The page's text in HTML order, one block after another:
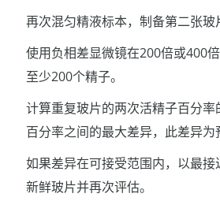
再次混匀精液标本，制备第二张玻
使用负相差显微镜在200倍或400
至少200个精子。
计算重复玻片的两次活精子百分
百分率之间的最大差异，此差异为
如果差异在可接受范围内，以最
新鲜玻片并再次评估。